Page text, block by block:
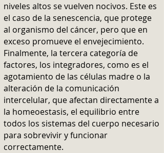
niveles altos se vuelven nocivos. Este es
el caso de la senescencia, que protege
al organismo del cáncer, pero que en
exceso promueve el envejecimiento.
Finalmente, la tercera categoría de
factores, los integradores, como es el
agotamiento de las células madre o la
alteración de la comunicación
intercelular, que afectan directamente a
la homeoestasis, el equilibrio entre
todos los sistemas del cuerpo necesario
para sobrevivir y funcionar
correctamente.